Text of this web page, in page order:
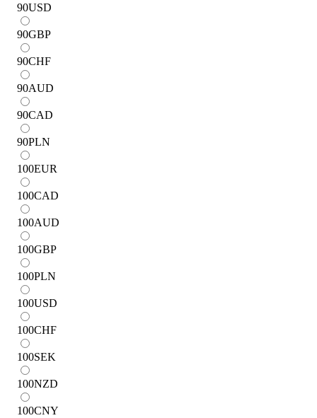
90USD
90GBP
90CHF
90AUD
90CAD
90PLN
100EUR
100CAD
100AUD
100GBP
100PLN
100USD
100CHF
100SEK
100NZD
100CNY